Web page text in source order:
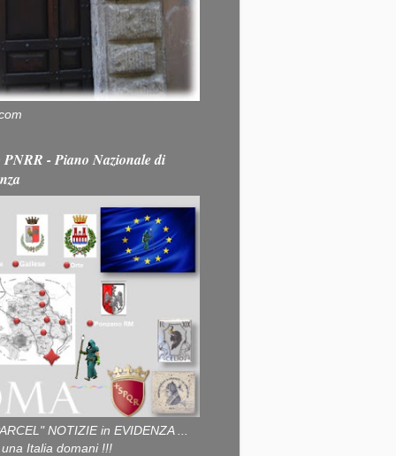
- Piano Nazionale di
NOTIZIE in EVIDENZA ...
Italia domani !!!